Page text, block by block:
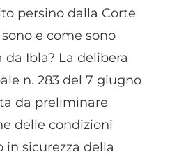
persino dalla Corte
e come sono
Ibla? La delibera
n. 283 del 7 giugno
da preliminare
delle condizioni
sicurezza della